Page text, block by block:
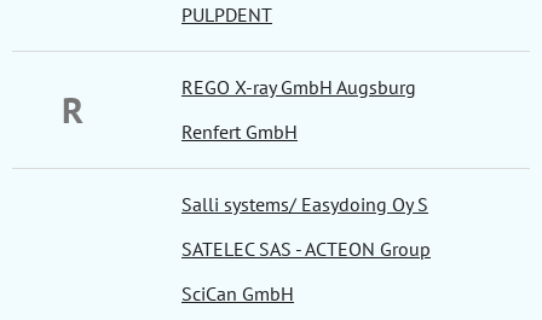
PULPDENT
R
REGO X-ray GmbH Augsburg
Renfert GmbH
Salli systems/ Easydoing Oy S
SATELEC SAS - ACTEON Group
SciCan GmbH